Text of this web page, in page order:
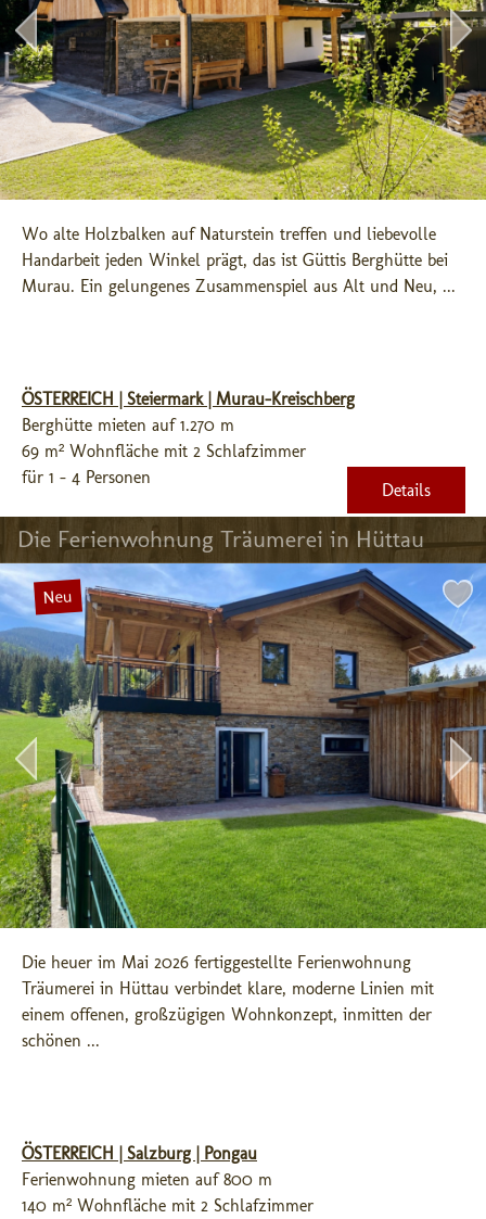
Wo alte Holzbalken auf Naturstein treffen und liebevolle
Handarbeit jeden Winkel prägt, das ist Güttis Berghütte bei
Murau. Ein gelungenes Zusammenspiel aus Alt und Neu, ...
ÖSTERREICH | Steiermark | Murau-Kreischberg
Berghütte mieten auf 1.270 m
69 m² Wohnfläche mit 2 Schlafzimmer
für 1 - 4 Personen
Details
Die Ferienwohnung Träumerei in Hüttau
Neu
Die heuer im Mai 2026 fertiggestellte Ferienwohnung
Träumerei in Hüttau verbindet klare, moderne Linien mit
einem offenen, großzügigen Wohnkonzept, inmitten der
schönen ...
ÖSTERREICH | Salzburg | Pongau
Ferienwohnung mieten auf 800 m
140 m² Wohnfläche mit 2 Schlafzimmer